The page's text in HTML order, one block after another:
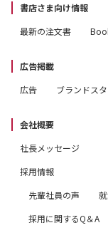
※1『ゲッターズ飯
の販売数より 朝
ることができます。
※電子版には一部
※本内容は制作中
があります。
書店さま向け情報
最新の注文書
広告掲載
広告
ブランドス
会社概要
社長メッセージ
採用情報
先輩社員の声
採用に関するQ＆A